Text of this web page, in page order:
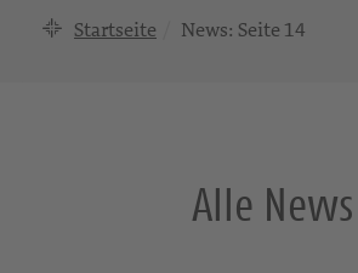
Startseite News: Seite 14
Alle News